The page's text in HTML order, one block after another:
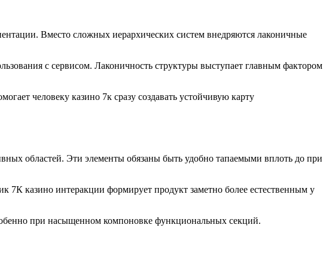
Вместо сложных иерархических систем внедряются лаконичные
с сервисом. Лаконичность структуры выступает главным фактором
человеку казино 7к сразу создавать устойчивую карту
областей. Эти элементы обязаны быть удобно тапаемыми вплоть до при
казино интеракции формирует продукт заметно более естественным у
при насыщенном компоновке функциональных секций.